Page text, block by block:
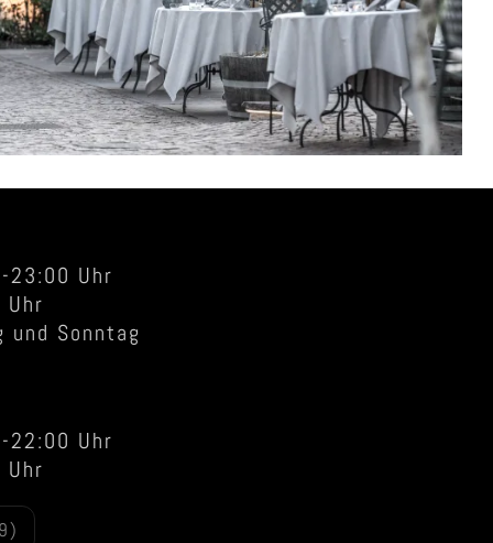
23:00 Uhr
Sonntag
22:00 Uhr